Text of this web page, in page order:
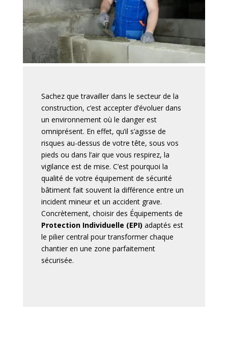
Sachez que travailler dans le secteur de la
construction, c’est accepter d’évoluer dans
un environnement où le danger est
omniprésent. En effet, qu’il s’agisse de
risques au-dessus de votre tête, sous vos
pieds ou dans l’air que vous respirez, la
vigilance est de mise. C’est pourquoi la
qualité de votre équipement de sécurité
bâtiment fait souvent la différence entre un
incident mineur et un accident grave.
Concrètement, choisir des Équipements de
Protection Individuelle (EPI) adaptés est
le pilier central pour transformer chaque
chantier en une zone parfaitement
sécurisée.